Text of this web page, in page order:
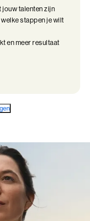
jouw talenten zijn
stappen je wilt
en meer resultaat